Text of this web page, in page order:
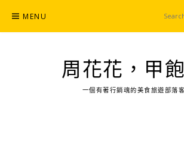
content
MENU
周花花，甲
一個有著行銷魂的美食旅遊部落客